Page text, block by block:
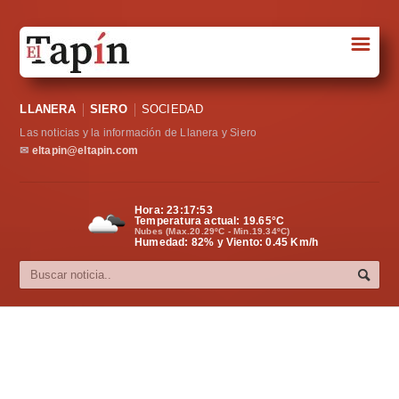
Sociedad
Política
Cultura
☰
LLANERA SIERO SOCIEDAD
Las noticias y la información de Llanera y Siero
✉ eltapin@eltapin.com
Hora:23:17:54
Temperatura actual: 19.65°C
Nubes (Max.20.29ºC - Min.19.34ºC)
Humedad: 82% y Viento: 0.45 Km/h